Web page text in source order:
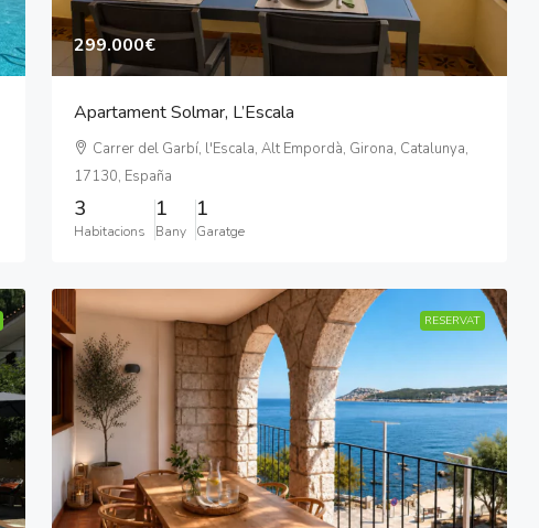
299.000€
Apartament Solmar, L’Escala
Carrer del Garbí, l'Escala, Alt Empordà, Girona, Catalunya,
17130, España
3
Habitacions
1
Bany
1
Garatge
RESERVAT